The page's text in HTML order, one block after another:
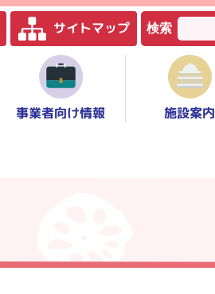
サイトマップ 検索
事業者向け情報 施設案内